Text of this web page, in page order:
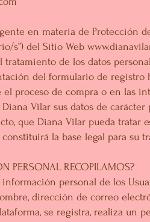
en materia de Protección
s”) del Sitio Web
tratamiento de los datos
del formulario de registro
el proceso de compra o en las
Vilar sus datos de
que Diana Vilar pueda tratar
la base legal para su
PERSONAL RECOPILAMOS?
personal de los
dirección de correo
se registra, realiza un